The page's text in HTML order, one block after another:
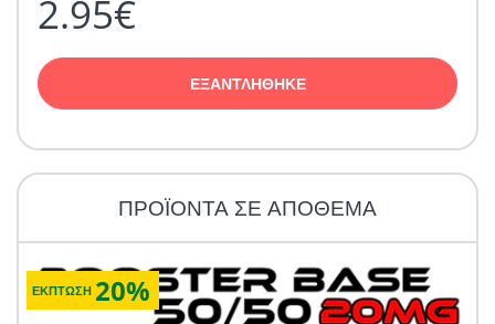
2.95€
ΕΞΑΝΤΛΗΘΗΚΕ
ΠΡΟΪΟΝΤΑ ΣΕ ΑΠΟΘΕΜΑ
ΕΚΠΤΩΣΗ 20%